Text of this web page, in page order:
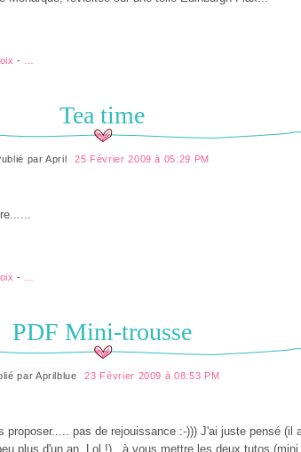
-
Tea time
parApril 25 Février 2009 à 05:29 PM
-
PDF Mini-trousse
par Aprilblue 23 Février 2009 à 08:53 PM
proposer..... pas de rejouissance :-))) J'ai juste pensé (il
plus d'un an, Lol !) , à vous mettre les deux tutos (mini